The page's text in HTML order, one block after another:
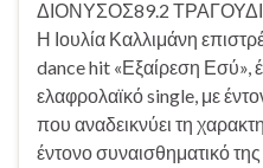
ΔΙΟΝΥΣΟΣ89.2
Η Ιουλία Καλλιμάνη
dance hit «Εξαίρεση Εσύ»,
ελαφρολαϊκό single, με
που αναδεικνύει τη
έντονο συναισθηματικό